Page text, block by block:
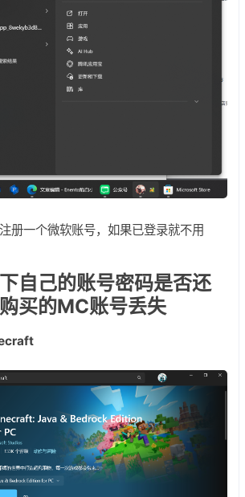
册一个微软账号，如果已登录就不用
自己的账号密码是否还
买的MC账号丢失